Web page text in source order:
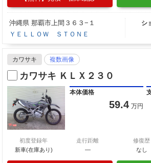
沖縄県 那覇市上間３６３−１
ＹＥＬＬＯＷ ＳＴＯＮＥ
シ
カワサキ 複数画像
カワサキ ＫＬＸ２３０
本体価格
59.4 万円
初度登録年
新車(在庫あり)
走行距離
―
修復歴
なし